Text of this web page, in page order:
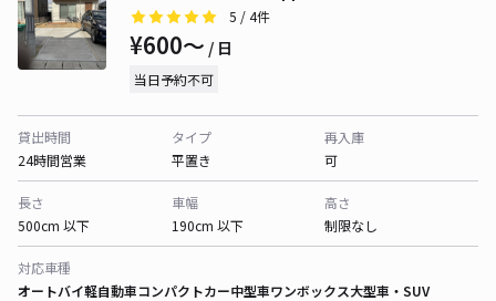
5 / 4件
¥600〜 / 日
当日予約不可
貸出時間
24時間営業
タイプ
平置き
再入庫
可
長さ
500cm 以下
車幅
190cm 以下
高さ
制限なし
対応車種
オートバイ軽自動車コンパクトカー中型車ワンボックス大型車・SUV